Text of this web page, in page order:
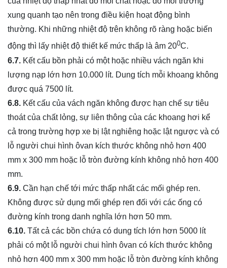
xung quanh tạo nên trong điều kiện hoạt động bình
thường. Khi những nhiệt độ trên không rõ ràng hoặc biến
động thì lấy nhiệt độ thiết kế mức thấp là âm 200C.
6.7. Kết cấu bồn phải có một hoặc nhiều vách ngăn khi
lượng nạp lớn hơn 10.000 lít. Dung tích mỗi khoang không
được quá 7500 lít.
6.8. Kết cấu của vách ngăn không được hạn chế sự tiêu
thoát của chất lỏng, sự liên thông của các khoang hơi kể
cả trong trường hợp xe bị lật nghiêng hoặc lật ngược và có
lỗ người chui hình ôvan kích thước không nhỏ hơn 400
mm x 300 mm hoặc lỗ tròn đường kính không nhỏ hơn 400
mm.
6.9. Cần hạn chế tới mức thấp nhất các mối ghép ren.
Không được sử dụng mối ghép ren đối với các ống có
đường kính trong danh nghĩa lớn hơn 50 mm.
6.10. Tất cả các bồn chứa có dung tích lớn hơn 5000 lít
phải có một lỗ người chui hình ôvan có kích thước không
nhỏ hơn 400 mm x 300 mm hoặc lỗ tròn đường kính không